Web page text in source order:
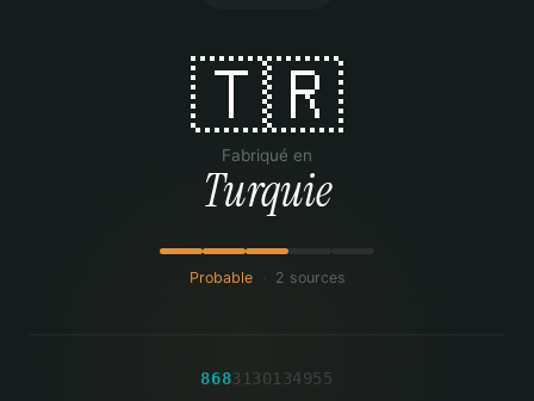
🇹🇷
Fabriqué en
Turquie
Probable 2 sources
8683 1 30 1 3495 5